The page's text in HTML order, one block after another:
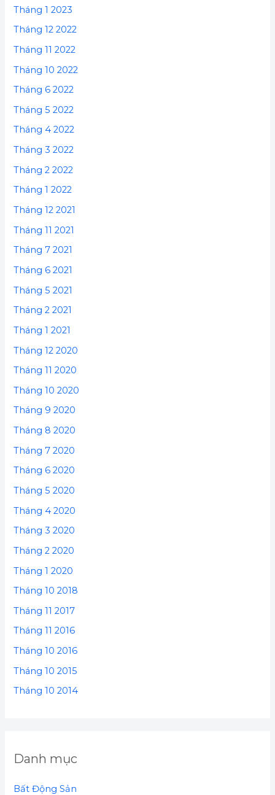
Tháng 1 2023
Tháng 12 2022
Tháng 11 2022
Tháng 10 2022
Tháng 6 2022
Tháng 5 2022
Tháng 4 2022
Tháng 3 2022
Tháng 2 2022
Tháng 1 2022
Tháng 12 2021
Tháng 11 2021
Tháng 7 2021
Tháng 6 2021
Tháng 5 2021
Tháng 2 2021
Tháng 1 2021
Tháng 12 2020
Tháng 11 2020
Tháng 10 2020
Tháng 9 2020
Tháng 8 2020
Tháng 7 2020
Tháng 6 2020
Tháng 5 2020
Tháng 4 2020
Tháng 3 2020
Tháng 2 2020
Tháng 1 2020
Tháng 10 2018
Tháng 11 2017
Tháng 11 2016
Tháng 10 2016
Tháng 10 2015
Tháng 10 2014
Danh mục
Bất Động Sản